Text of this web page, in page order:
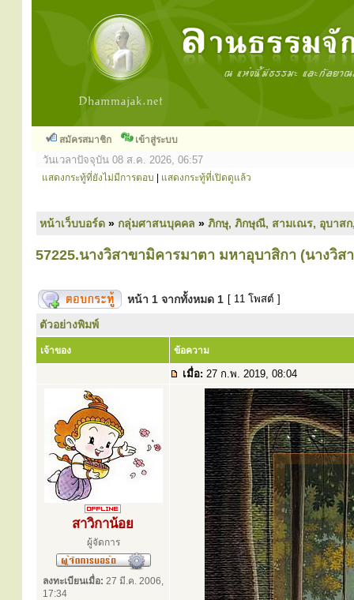
สมัครสมาชิก เข้าสู่ระบบ
วันเวลาปัจจุบัน 08 ส.ค. 2026, 06:57
แสดงกระทู้ที่ยังไม่มีการตอบ แสดงกระทู้ที่เปิดดูแล้ว
หน้าเว็บบอร์ด » กลุ่มศาสนบุคคล » ภิกษุ, ภิกษุณี, สามเณร, อุบาสก
57225.นางวิสาขามิคารมาตา มหาอุบาสิกา (นางวิส
หน้า 1 จากทั้งหมด 1 [ 11 โพสต์ ]
ตัวอย่างพิมพ์
เจ้าของ ข้อความ
เมื่อ: 27 ก.พ. 2019, 08:04
สาวิกาน้อย
ผู้จัดการ
ลงทะเบียนเมื่อ: 27 มี.ค. 2006,
17:34